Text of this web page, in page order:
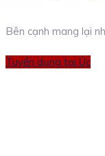
Bên cạnh mang lại
Categories
Tuyển dụng tại Úc